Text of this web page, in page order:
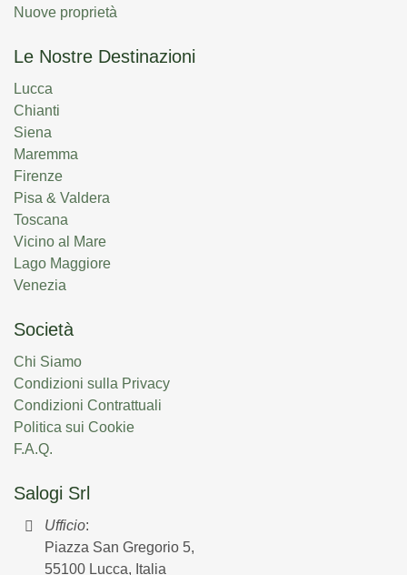
Nuove proprietà
Le Nostre Destinazioni
Lucca
Chianti
Siena
Maremma
Firenze
Pisa & Valdera
Toscana
Vicino al Mare
Lago Maggiore
Venezia
Società
Chi Siamo
Condizioni sulla Privacy
Condizioni Contrattuali
Politica sui Cookie
F.A.Q.
Salogi Srl
Ufficio:
Piazza San Gregorio 5,
55100 Lucca, Italia